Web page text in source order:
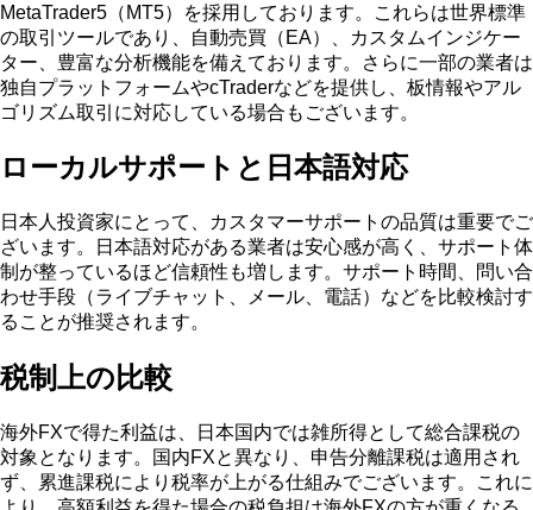
MetaTrader5（MT5）を採用しております。これらは世界標準
の取引ツールであり、自動売買（EA）、カスタムインジケー
ター、豊富な分析機能を備えております。さらに一部の業者は
独自プラットフォームやcTraderなどを提供し、板情報やアル
ゴリズム取引に対応している場合もございます。
ローカルサポートと日本語対応
日本人投資家にとって、カスタマーサポートの品質は重要でご
ざいます。日本語対応がある業者は安心感が高く、サポート体
制が整っているほど信頼性も増します。サポート時間、問い合
わせ手段（ライブチャット、メール、電話）などを比較検討す
ることが推奨されます。
税制上の比較
海外FXで得た利益は、日本国内では雑所得として総合課税の
対象となります。国内FXと異なり、申告分離課税は適用され
ず、累進課税により税率が上がる仕組みでございます。これに